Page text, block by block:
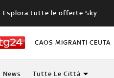
Esplora tutte le offerte Sky
CAOS MIGRANTI CEUTA
News Tutte Le Città